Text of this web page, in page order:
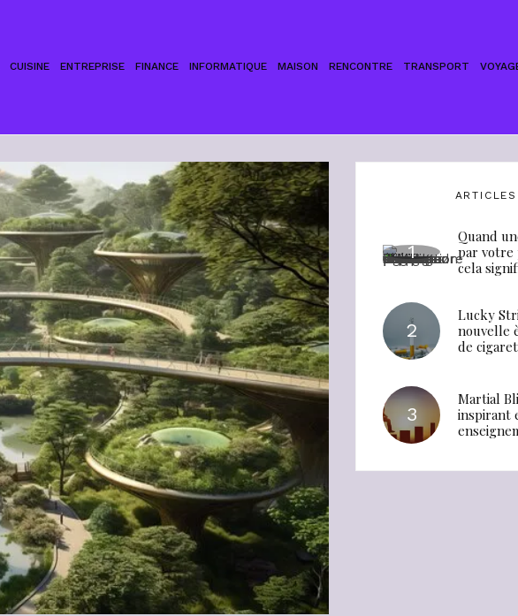
CUISINE ENTREPRISE FINANCE INFORMATIQUE MAISON RENCONTRE TRANSPORT
Quand
par votre
cela
Lucky
nouvelle
de
Martial
inspirant